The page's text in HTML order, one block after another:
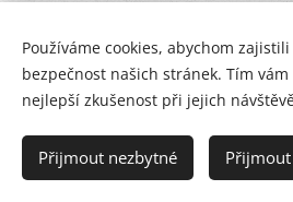
Nejen dějepisné stránky | Všechna
Poslední aktualizace:
Vytvořeno službou
Používáme cookies, abychom
bezpečnost našich stránek. Tím
nejlepší zkušenost při jejich
Přijmout nezbytné